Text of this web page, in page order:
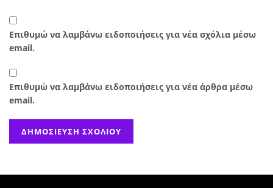
Επιθυμώ να λαμβάνω ειδοποιήσεις για νέα σχόλια μέσω
email.
Επιθυμώ να λαμβάνω ειδοποιήσεις για νέα άρθρα μέσω
email.